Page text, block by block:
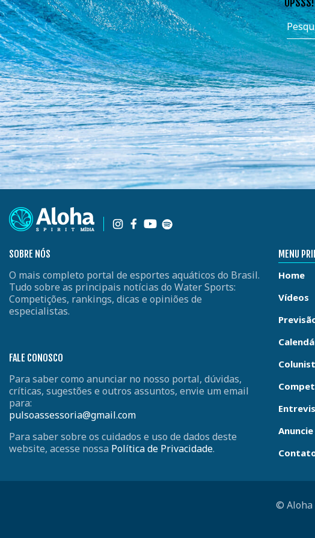
SOBRE NÓS
O mais completo portal de esportes aquáticos do Brasil.
Tudo sobre as principais notícias do Water Sports:
Competições, rankings, dicas e opiniões de
especialistas.
FALE CONOSCO
Para saber como anunciar no nosso portal, dúvidas,
críticas, sugestões e outros assuntos, envie um email
para:
pulsoassessoria@gmail.com
Para saber sobre os cuidados e uso de dados deste
website, acesse nossa Política de Privacidade.
MENU
Home
Vídeos
© Aloha